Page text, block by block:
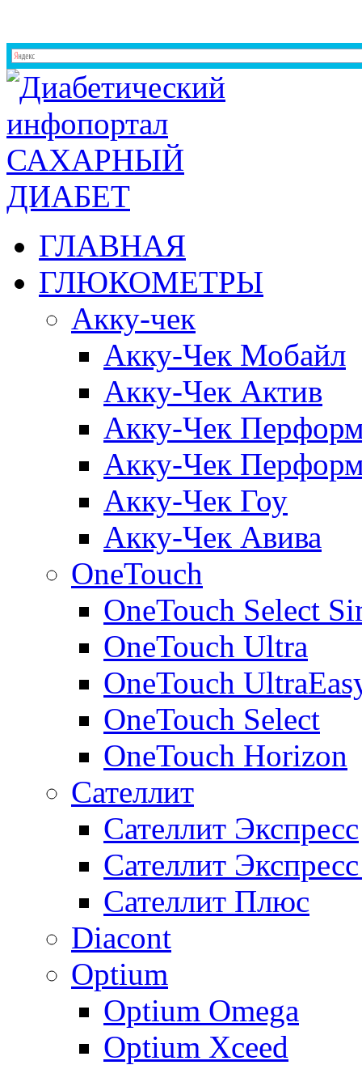
ГЛАВНАЯ
ГЛЮКОМЕТРЫ
Акку-чек
Акку-Чек Мобайл
Акку-Чек Актив
Акку-Чек
Акку-Чек
Акку-Чек Гоу
Акку-Чек Авива
OneTouch
OneTouch Select
OneTouch Ultra
OneTouch
OneTouch Select
OneTouch Horizon
Сателлит
Сателлит Экспресс
Сателлит
Сателлит Плюс
Diacont
Optium
Optium Omega
Optium Xceed